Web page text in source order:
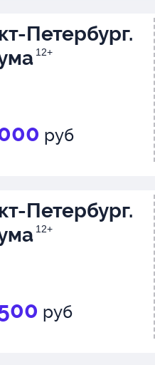
команда
Акинф
Елена
Петербург.
12+
руб
Петербург.
12+
руб